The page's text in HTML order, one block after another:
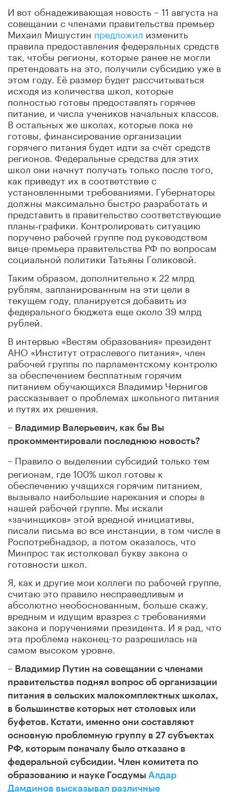
И вот обнадеживающая новость – 11 августа на
совещании с членами правительства премьер
Михаил Мишустин предложил изменить
правила предоставления федеральных средств
так, чтобы регионы, которые ранее не могли
претендовать на это, получили субсидию уже в
этом году. Её размер будет рассчитываться
исходя из количества школ, которые
полностью готовы предоставлять горячее
питание, и числа учеников начальных классов.
В остальных же школах, которые пока не
готовы, финансирование организации
горячего питания будет идти за счёт средств
регионов. Федеральные средства для этих
школ они начнут получать только после того,
как приведут их в соответствие с
установленными требованиями. Губернаторы
должны максимально быстро разработать и
представить в правительство соответствующие
планы‑графики. Контролировать ситуацию
поручено рабочей группе под руководством
вице-премьера правительства РФ по вопросам
социальной политики Татьяны Голиковой.
Таким образом, дополнительно к 22 млрд
рублям, запланированным на эти цели в
текущем году, планируется добавить из
федерального бюджета еще около 39 млрд
рублей.
В интервью «Вестям образования» президент
АНО «Институт отраслевого питания», член
рабочей группы по парламентскому контролю
за обеспечением бесплатным горячим
питанием обучающихся Владимир Чернигов
рассказывает о проблемах школьного питания
и путях их решения.
– Владимир Валерьевич, как бы Вы
прокомментировали последнюю новость?
– Правило о выделении субсидий только тем
регионам, где 100% школ готовы к
обеспечению учащихся горячим питанием,
вызывало наибольшие нарекания и споры в
нашей рабочей группе. Мы искали
«зачинщиков» этой вредной инициативы,
писали письма во все инстанции, в том числе в
Роспотребнадзор, а потом оказалось, что
Минпрос так истолковал букву закона о
готовности школ.
Я, как и другие мои коллеги по рабочей группе,
считаю это правило несправедливым и
абсолютно необоснованным, больше скажу,
вредным и идущим вразрез с требованиями
закона и поручениями президента. И я рад, что
эта проблема наконец-то разрешилась на
самом высоком уровне.
– Владимир Путин на совещании с членами
правительства поднял вопрос об организации
питания в сельских малокомплектных школах,
в большинстве которых нет столовых или
буфетов. Кстати, именно они составляют
основную проблемную группу в 27 субъектах
РФ, которым поначалу было отказано в
федеральной субсидии. Член комитета по
образованию и науке Госдумы Алдар
Дамдинов высказывал различные